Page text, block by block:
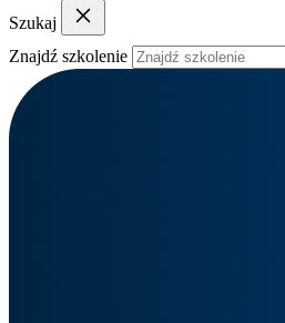
Szukaj
Znajdź szkolenie